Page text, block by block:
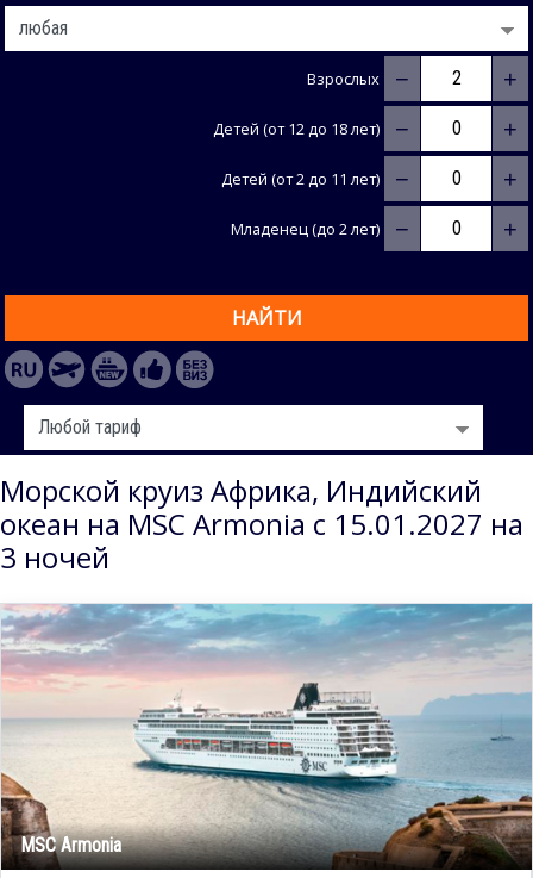
Взрослых − +
Детей (от 12 до 18 лет) − +
Детей (от 2 до 11 лет) − +
Младенец (до 2 лет) − +
НАЙТИ
Морской круиз Африка, Индийский
океан на MSC Armonia с 15.01.2027 на
3 ночей
MSC Armonia